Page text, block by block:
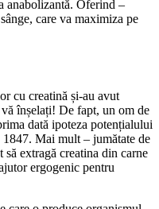
anabolizantă. Oferind –
care va maximiza pe
cu creatină și-au avut
înșelați! De fapt, un om de
dată ipoteza potențialului
Mai mult – jumătate de
extragă creatina din carne
ergogenic pentru